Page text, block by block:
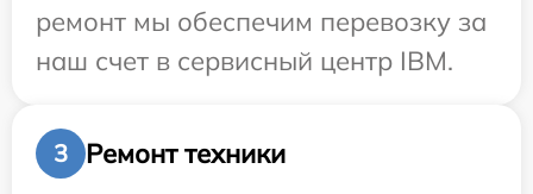
ремонт мы обеспечим перевозку за
наш счет в сервисный центр IBM.
3
Ремонт техники